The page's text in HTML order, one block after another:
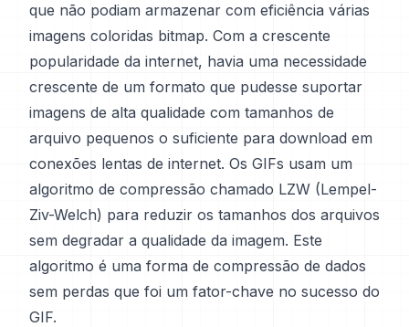
que não podiam armazenar com eficiência várias
imagens coloridas bitmap. Com a crescente
popularidade da internet, havia uma necessidade
crescente de um formato que pudesse suportar
imagens de alta qualidade com tamanhos de
arquivo pequenos o suficiente para download em
conexões lentas de internet. Os GIFs usam um
algoritmo de compressão chamado LZW (Lempel-
Ziv-Welch) para reduzir os tamanhos dos arquivos
sem degradar a qualidade da imagem. Este
algoritmo é uma forma de compressão de dados
sem perdas que foi um fator-chave no sucesso do
GIF.